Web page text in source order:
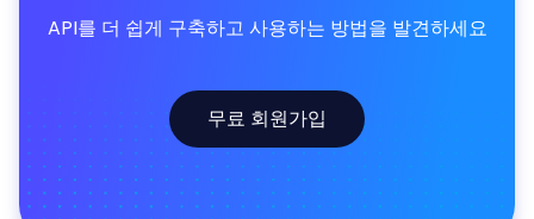
API를 더 쉽게 구축하고 사용하는 방법을 발견하세요
무료 회원가입